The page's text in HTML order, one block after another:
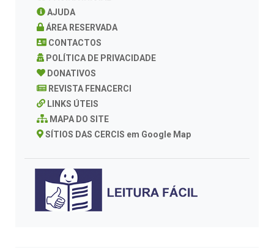
AJUDA
ÁREA RESERVADA
CONTACTOS
POLÍTICA DE PRIVACIDADE
DONATIVOS
REVISTA FENACERCI
LINKS ÚTEIS
MAPA DO SITE
SÍTIOS DAS CERCIS em Google Map